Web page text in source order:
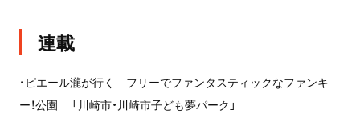
連載
・ピエール瀧が行く フリーでファンタスティックなファンキ
ー！公園 「川崎市・川崎市子ども夢パーク」